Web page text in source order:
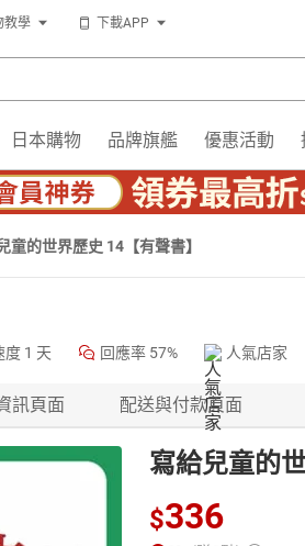
教學 下載APP
日本購物 品牌旗艦 優惠活動
童的世界歷史 14【有聲書】
度 1 天 回應率 57% 人氣店家
訊頁面 配送與付款頁面
寫給兒童的
$336